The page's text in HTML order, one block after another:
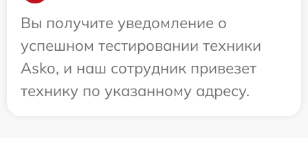
Вы получите уведомление о
успешном тестировании техники
Asko, и наш сотрудник привезет
технику по указанному адресу.